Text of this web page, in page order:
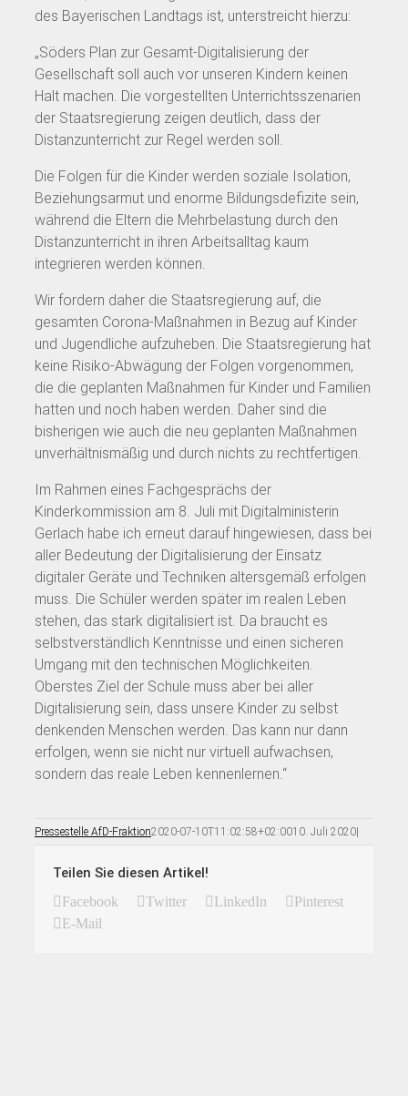
des Bayerischen Landtags ist, unterstreicht hierzu:
„Söders Plan zur Gesamt-Digitalisierung der
Gesellschaft soll auch vor unseren Kindern keinen
Halt machen. Die vorgestellten Unterrichtsszenarien
der Staatsregierung zeigen deutlich, dass der
Distanzunterricht zur Regel werden soll.
Die Folgen für die Kinder werden soziale Isolation,
Beziehungsarmut und enorme Bildungsdefizite sein,
während die Eltern die Mehrbelastung durch den
Distanzunterricht in ihren Arbeitsalltag kaum
integrieren werden können.
Wir fordern daher die Staatsregierung auf, die
gesamten Corona-Maßnahmen in Bezug auf Kinder
und Jugendliche aufzuheben. Die Staatsregierung hat
keine Risiko-Abwägung der Folgen vorgenommen,
die die geplanten Maßnahmen für Kinder und Familien
hatten und noch haben werden. Daher sind die
bisherigen wie auch die neu geplanten Maßnahmen
unverhältnismäßig und durch nichts zu rechtfertigen.
Im Rahmen eines Fachgesprächs der
Kinderkommission am 8. Juli mit Digitalministerin
Gerlach habe ich erneut darauf hingewiesen, dass bei
aller Bedeutung der Digitalisierung der Einsatz
digitaler Geräte und Techniken altersgemäß erfolgen
muss. Die Schüler werden später im realen Leben
stehen, das stark digitalisiert ist. Da braucht es
selbstverständlich Kenntnisse und einen sicheren
Umgang mit den technischen Möglichkeiten.
Oberstes Ziel der Schule muss aber bei aller
Digitalisierung sein, dass unsere Kinder zu selbst
denkenden Menschen werden. Das kann nur dann
erfolgen, wenn sie nicht nur virtuell aufwachsen,
sondern das reale Leben kennenlernen.“
Pressestelle AfD-Fraktion2020-07-10T11:02:58+02:0010. Juli 2020|
Teilen Sie diesen Artikel!
Facebook Twitter LinkedIn
Pinterest
E-Mail